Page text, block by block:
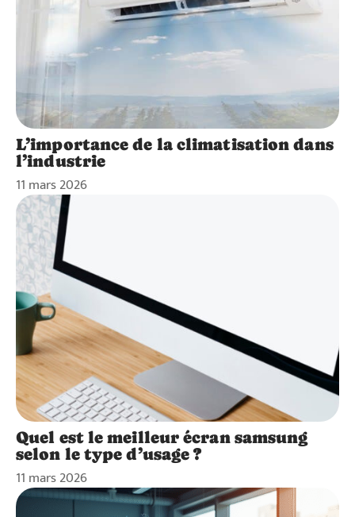
L’importance de la climatisation dans
l’industrie
11 mars 2026
Quel est le meilleur écran samsung
selon le type d’usage ?
11 mars 2026